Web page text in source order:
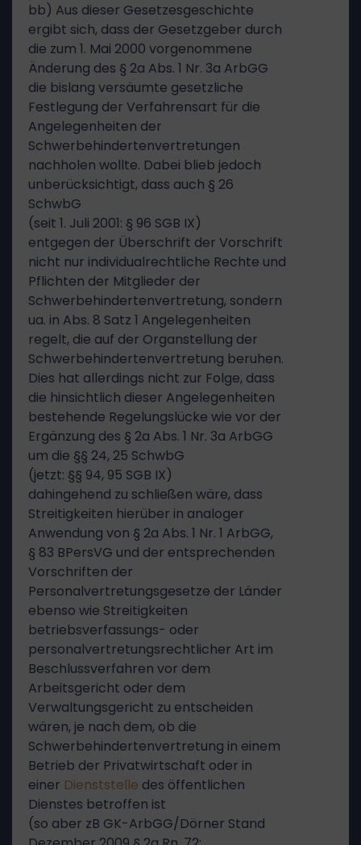
bb) Aus dieser Gesetzesgeschichte
ergibt sich, dass der Gesetzgeber durch
die zum 1. Mai 2000 vorgenommene
Änderung des § 2a Abs. 1 Nr. 3a ArbGG
die bislang versäumte gesetzliche
Festlegung der Verfahrensart für die
Angelegenheiten der
Schwerbehindertenvertretungen
nachholen wollte. Dabei blieb jedoch
unberücksichtigt, dass auch § 26
SchwbG
(seit 1. Juli 2001: § 96 SGB IX)
entgegen der Überschrift der Vorschrift
nicht nur individualrechtliche Rechte und
Pflichten der Mitglieder der
Schwerbehindertenvertretung, sondern
ua. in Abs. 8 Satz 1 Angelegenheiten
regelt, die auf der Organstellung der
Schwerbehindertenvertretung beruhen.
Dies hat allerdings nicht zur Folge, dass
die hinsichtlich dieser Angelegenheiten
bestehende Regelungslücke wie vor der
Ergänzung des § 2a Abs. 1 Nr. 3a ArbGG
um die §§ 24, 25 SchwbG
(jetzt: §§ 94, 95 SGB IX)
dahingehend zu schließen wäre, dass
Streitigkeiten hierüber in analoger
Anwendung von § 2a Abs. 1 Nr. 1 ArbGG,
§ 83 BPersVG und der entsprechenden
Vorschriften der
Personalvertretungsgesetze der Länder
ebenso wie Streitigkeiten
betriebsverfassungs- oder
personalvertretungsrechtlicher Art im
Beschlussverfahren vor dem
Arbeitsgericht oder dem
Verwaltungsgericht zu entscheiden
wären, je nach dem, ob die
Schwerbehindertenvertretung in einem
Betrieb der Privatwirtschaft oder in
einer Dienststelle des öffentlichen
Dienstes betroffen ist
(so aber zB GK-ArbGG/Dörner Stand